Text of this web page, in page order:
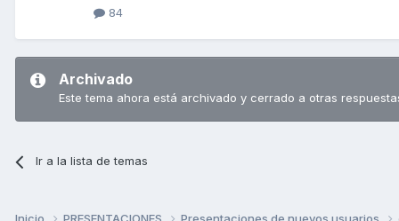
84
Archivado
Este tema ahora está archivado y cerrado a otras
Ir a la lista de temas
Inicio PRESENTACIONES Presentaciones de nuevos usuarios